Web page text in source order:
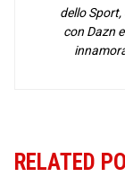
dello
con Dazn
RELATED